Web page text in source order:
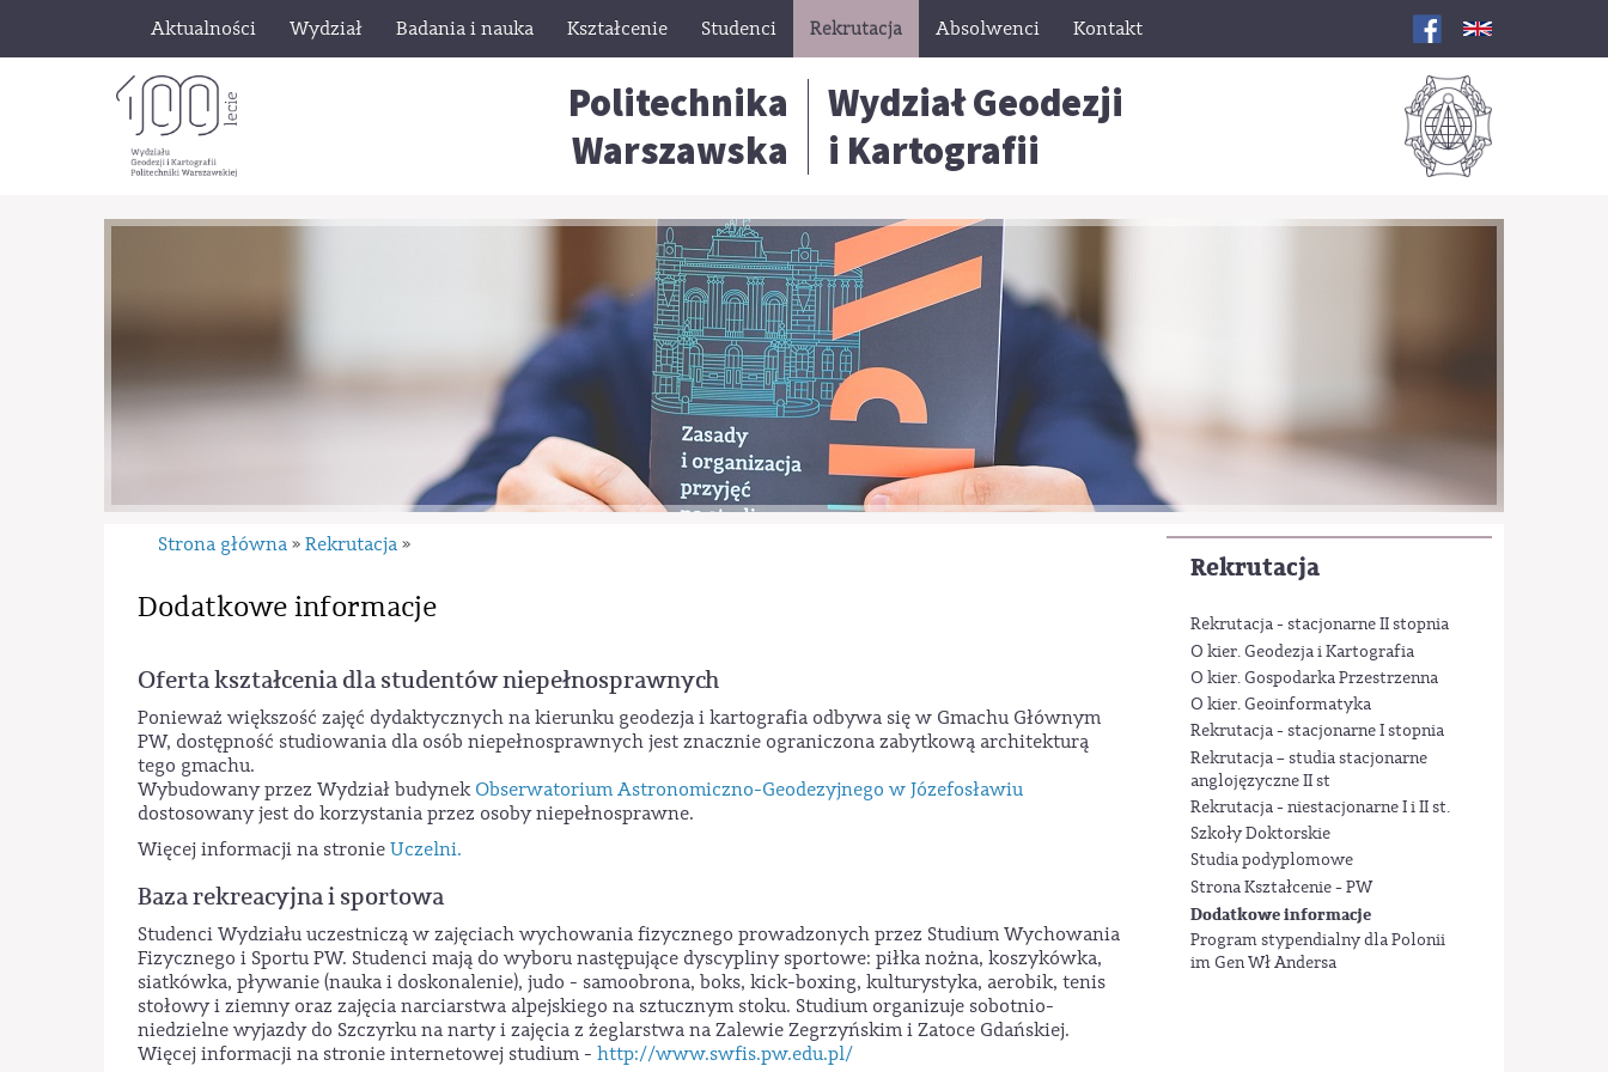
Aktualności Wydział Badania i nauka Kształcenie Studenci Rekrutacja Absolwenci Kontakt
Politechnika
Warszawska
Wydział Geodezji
i Kartografii
Rekrutacja
Rekrutacja - stacjonarne II stopnia
O kier. Geodezja i Kartografia
O kier. Gospodarka Przestrzenna
O kier. Geoinformatyka
Rekrutacja - stacjonarne I stopnia
Rekrutacja – studia stacjonarne
anglojęzyczne II st
Rekrutacja - niestacjonarne I i II st.
Szkoły Doktorskie
Studia podyplomowe
Strona Kształcenie - PW
Dodatkowe informacje
Program stypendialny dla Polonii
im Gen Wł Andersa
Strona główna » Rekrutacja »
Dodatkowe informacje
Oferta kształcenia dla studentów niepełnosprawnych
Ponieważ większość zajęć dydaktycznych na kierunku geodezja i kartografia odbywa się w Gmachu Głównym
PW, dostępność studiowania dla osób niepełnosprawnych jest znacznie ograniczona zabytkową architekturą
tego gmachu.
Wybudowany przez Wydział budynek Obserwatorium Astronomiczno-Geodezyjnego w Józefosławiu
dostosowany jest do korzystania przez osoby niepełnosprawne.
Więcej informacji na stronie Uczelni.
Baza rekreacyjna i sportowa
Studenci Wydziału uczestniczą w zajęciach wychowania fizycznego prowadzonych przez Studium Wychowania
Fizycznego i Sportu PW. Studenci mają do wyboru następujące dyscypliny sportowe: piłka nożna, koszykówka,
siatkówka, pływanie (nauka i doskonalenie), judo - samoobrona, boks, kick-boxing, kulturystyka, aerobik, tenis
stołowy i ziemny oraz zajęcia narciarstwa alpejskiego na sztucznym stoku. Studium organizuje sobotnio-
niedzielne wyjazdy do Szczyrku na narty i zajęcia z żeglarstwa na Zalewie Zegrzyńskim i Zatoce Gdańskiej.
Więcej informacji na stronie internetowej studium - http://www.swfis.pw.edu.pl/